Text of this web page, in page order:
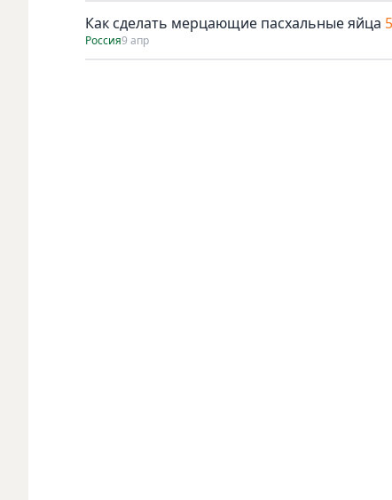
Как сделать мерцающие пасхальные яйца
Россия9 апр